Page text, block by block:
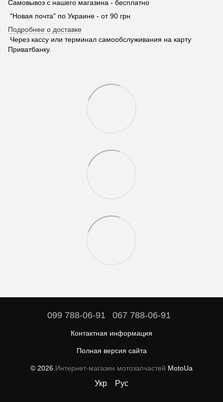
Самовывоз с нашего магазина - бесплатно
"Новая почта" по Украине - от 90 грн
Подробнее о доставке
Через кассу или терминал самообслуживания на карту
Приватбанку.
099 788-06-91 067 788-06-91
Контактная информация
Полная версия сайта
© 2026 Интернет-магазин мотозапчастей MotoUa
Укр Рус